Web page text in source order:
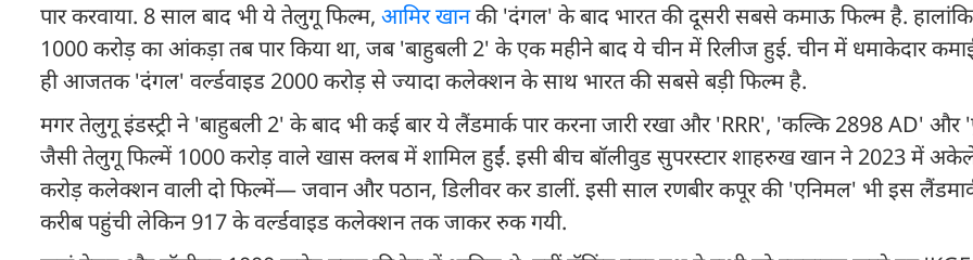
पार करवाया. 8 साल बाद भी ये तेलुगू फिल्म, आमिर खानकी 'दंगल' के बाद भारत की दूसरी सबसे कमाऊ फिल्म है.
1000 करोड़ का आंकड़ा तब पार किया था, जब 'बाहुबली 2' के एक महीने बाद ये चीन में रिलीज हुई. चीन में धमाकेदार
ही आजतक 'दंगल' वर्ल्डवाइड 2000 करोड़ से ज्यादा कलेक्शन के साथ भारत की सबसे बड़ी फिल्म है.
मगर तेलुगू इंडस्ट्री ने 'बाहुबली 2' के बाद भी कई बार ये लैंडमार्क पार करना जारी रखा और 'RRR', 'कल्कि 2898 AD' और
जैसी तेलुगू फिल्में 1000 करोड़ वाले खास क्लब में शामिल हुईं. इसी बीच बॉलीवुड सुपरस्टार शाहरुख खान ने 2023 में
करोड़ कलेक्शन वाली दो फिल्में— जवान और पठान, डिलीवर कर डालीं. इसी साल रणबीर कपूर की 'एनिमल' भी इस
करीब पहुंची लेकिन 917 के वर्ल्डवाइड कलेक्शन तक जाकर रुक गयी.